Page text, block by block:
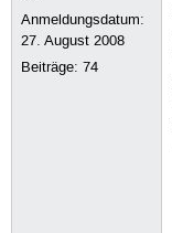
Anmeldungsdatum:
27. August 2008
Beiträge:74